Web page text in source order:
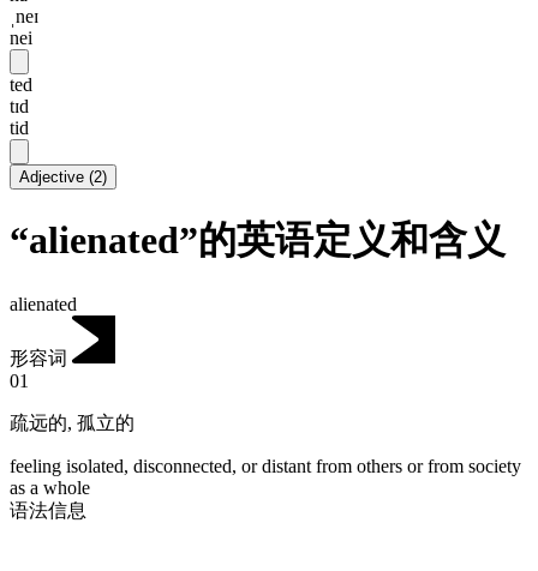
ˌneɪ
nei
ted
tɪd
tid
Adjective (2)
“alienated”的英语定义和含义
alienated
形容词
01
疏远的, 孤立的
feeling isolated, disconnected, or distant from others or from society
as a whole
语法信息